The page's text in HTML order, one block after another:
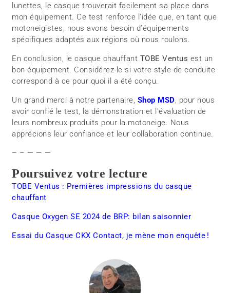
lunettes, le casque trouverait facilement sa place dans
mon équipement. Ce test renforce l’idée que, en tant que
motoneigistes, nous avons besoin d’équipements
spécifiques adaptés aux régions où nous roulons.
En conclusion, le casque chauffant TOBE Ventus est un
bon équipement. Considérez-le si votre style de conduite
correspond à ce pour quoi il a été conçu.
Un grand merci à notre partenaire, Shop MSD, pour nous
avoir confié le test, la démonstration et l’évaluation de
leurs nombreux produits pour la motoneige. Nous
apprécions leur confiance et leur collaboration continue.
– – — — —
Poursuivez votre lecture
TOBE Ventus : Premières impressions du casque
chauffant
Casque Oxygen SE 2024 de BRP: bilan saisonnier
Essai du Casque CKX Contact, je mène mon enquête !